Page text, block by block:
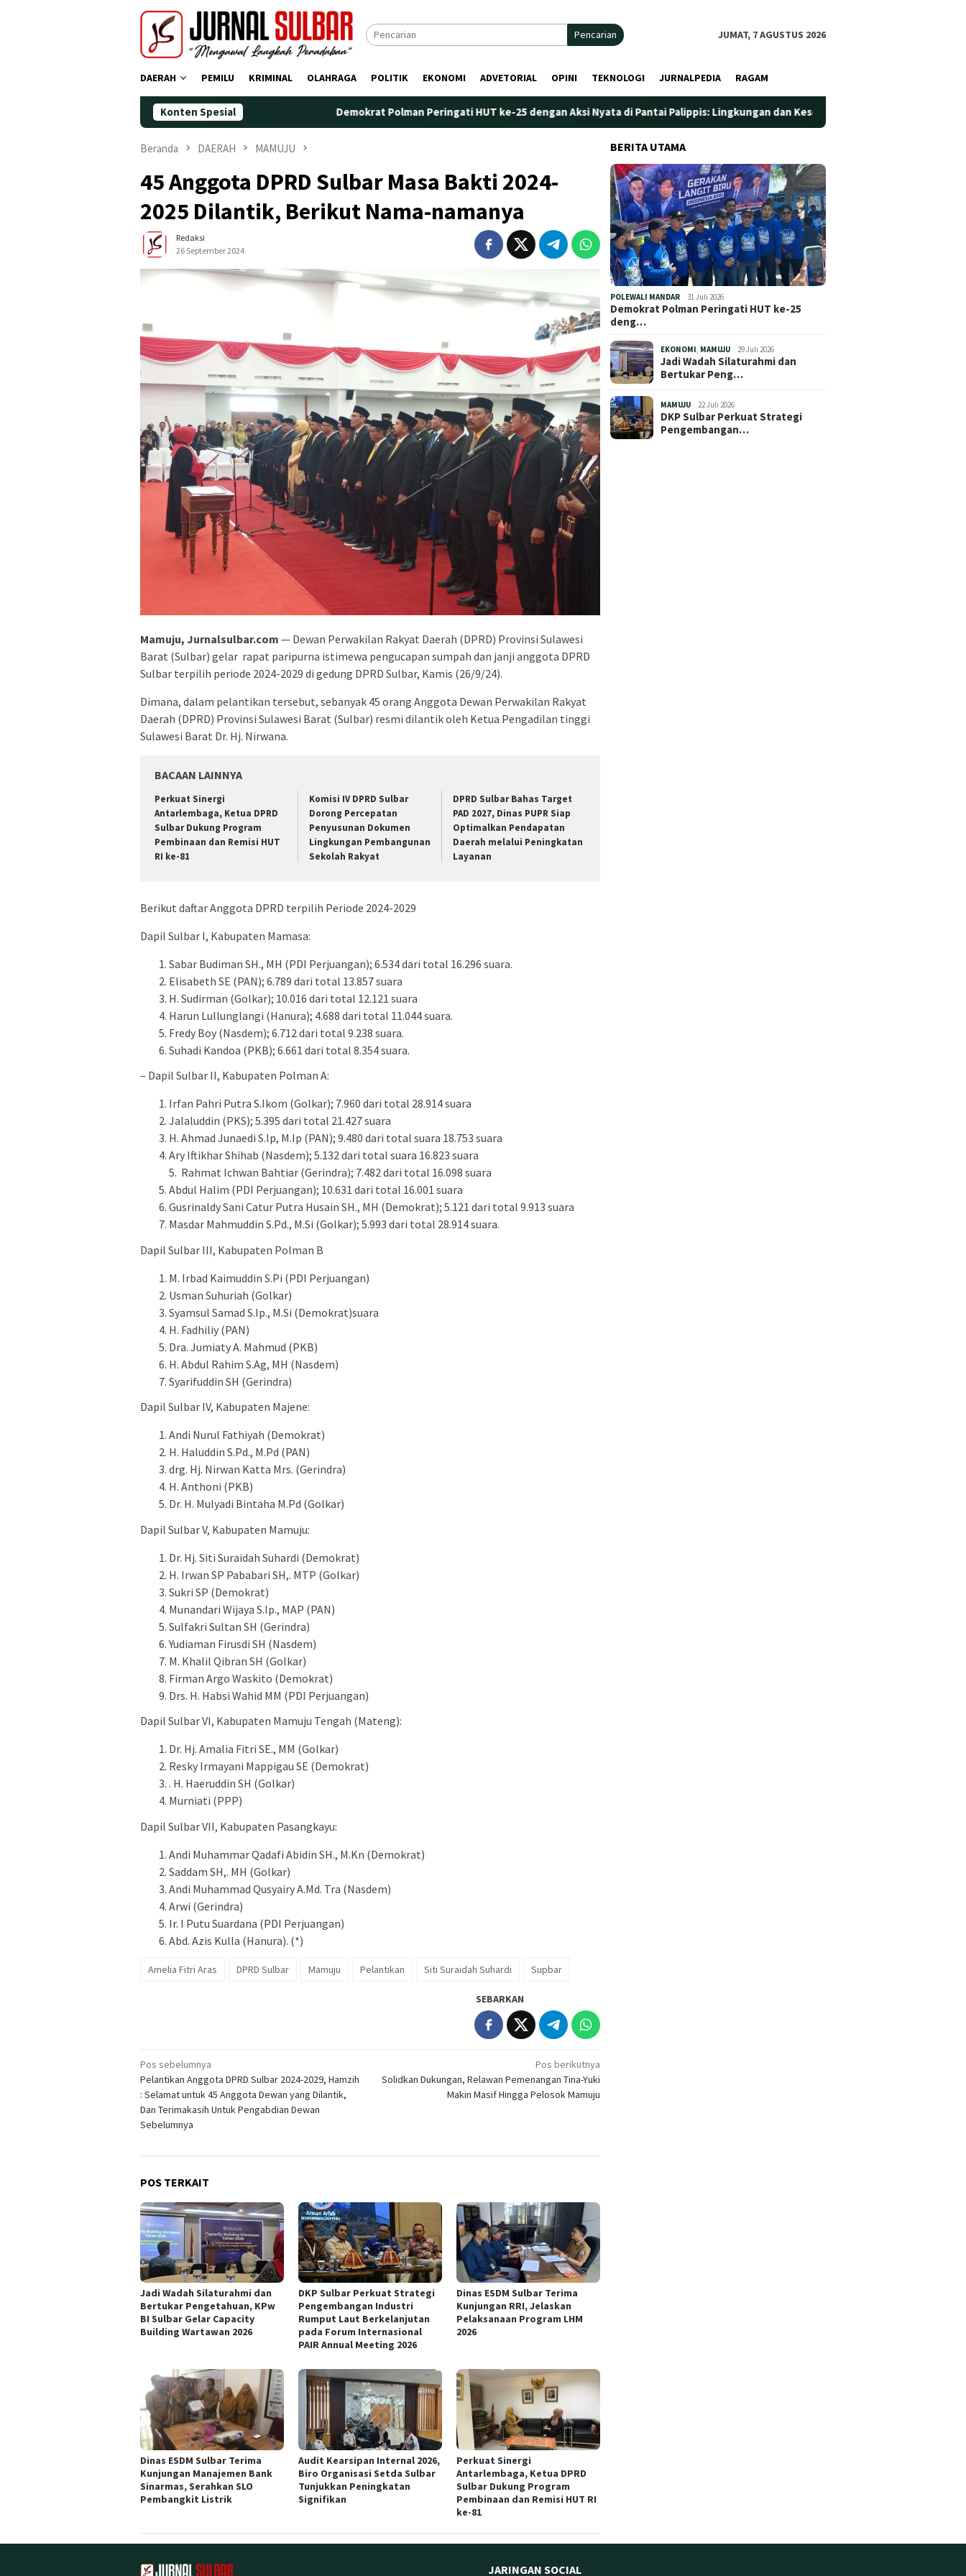
Pencarian JUMAT, 7 AGUSTUS 2026
DAERAH PEMILU KRIMINAL OLAHRAGA POLITIK EKONOMI ADVETORIAL OPINI TEKNOLOGI JURNALPEDIA RAGAM
Konten Spesial Demokrat Polman Peringati HUT ke-25 dengan Aksi Nyata di Pantai Palippis: Lingkungan dan Kesehatan Jadi Prioritas
Beranda DAERAH MAMUJU
45 Anggota DPRD Sulbar Masa Bakti 2024-
2025 Dilantik, Berikut Nama-namanya
Redaksi
26 September 2024
Mamuju, Jurnalsulbar.com — Dewan Perwakilan Rakyat Daerah (DPRD) Provinsi Sulawesi
Barat (Sulbar) gelar rapat paripurna istimewa pengucapan sumpah dan janji anggota DPRD
Sulbar terpilih periode 2024-2029 di gedung DPRD Sulbar, Kamis (26/9/24).
Dimana, dalam pelantikan tersebut, sebanyak 45 orang Anggota Dewan Perwakilan Rakyat
Daerah (DPRD) Provinsi Sulawesi Barat (Sulbar) resmi dilantik oleh Ketua Pengadilan tinggi
Sulawesi Barat Dr. Hj. Nirwana.
BACAAN LAINNYA
Perkuat Sinergi
Antarlembaga, Ketua DPRD
Sulbar Dukung Program
Pembinaan dan Remisi HUT
RI ke-81
Komisi IV DPRD Sulbar
Dorong Percepatan
Penyusunan Dokumen
Lingkungan Pembangunan
Sekolah Rakyat
DPRD Sulbar Bahas Target
PAD 2027, Dinas PUPR Siap
Optimalkan Pendapatan
Daerah melalui Peningkatan
Layanan
Berikut daftar Anggota DPRD terpilih Periode 2024-2029
Dapil Sulbar I, Kabupaten Mamasa:
Sabar Budiman SH., MH (PDI Perjuangan); 6.534 dari total 16.296 suara.
Elisabeth SE (PAN); 6.789 dari total 13.857 suara
H. Sudirman (Golkar); 10.016 dari total 12.121 suara
Harun Lullunglangi (Hanura); 4.688 dari total 11.044 suara.
Fredy Boy (Nasdem); 6.712 dari total 9.238 suara.
Suhadi Kandoa (PKB); 6.661 dari total 8.354 suara.
– Dapil Sulbar II, Kabupaten Polman A:
Irfan Pahri Putra S.Ikom (Golkar); 7.960 dari total 28.914 suara
Jalaluddin (PKS); 5.395 dari total 21.427 suara
H. Ahmad Junaedi S.Ip, M.Ip (PAN); 9.480 dari total suara 18.753 suara
Ary Iftikhar Shihab (Nasdem); 5.132 dari total suara 16.823 suara
5. Rahmat Ichwan Bahtiar (Gerindra); 7.482 dari total 16.098 suara
Abdul Halim (PDI Perjuangan); 10.631 dari total 16.001 suara
Gusrinaldy Sani Catur Putra Husain SH., MH (Demokrat); 5.121 dari total 9.913 suara
Masdar Mahmuddin S.Pd., M.Si (Golkar); 5.993 dari total 28.914 suara.
Dapil Sulbar III, Kabupaten Polman B
M. Irbad Kaimuddin S.Pi (PDI Perjuangan)
Usman Suhuriah (Golkar)
Syamsul Samad S.Ip., M.Si (Demokrat)suara
H. Fadhiliy (PAN)
Dra. Jumiaty A. Mahmud (PKB)
H. Abdul Rahim S.Ag, MH (Nasdem)
Syarifuddin SH (Gerindra)
Dapil Sulbar IV, Kabupaten Majene:
Andi Nurul Fathiyah (Demokrat)
H. Haluddin S.Pd., M.Pd (PAN)
drg. Hj. Nirwan Katta Mrs. (Gerindra)
H. Anthoni (PKB)
Dr. H. Mulyadi Bintaha M.Pd (Golkar)
Dapil Sulbar V, Kabupaten Mamuju:
Dr. Hj. Siti Suraidah Suhardi (Demokrat)
H. Irwan SP Pababari SH,. MTP (Golkar)
Sukri SP (Demokrat)
Munandari Wijaya S.Ip., MAP (PAN)
Sulfakri Sultan SH (Gerindra)
Yudiaman Firusdi SH (Nasdem)
M. Khalil Qibran SH (Golkar)
Firman Argo Waskito (Demokrat)
Drs. H. Habsi Wahid MM (PDI Perjuangan)
Dapil Sulbar VI, Kabupaten Mamuju Tengah (Mateng):
Dr. Hj. Amalia Fitri SE., MM (Golkar)
Resky Irmayani Mappigau SE (Demokrat)
. H. Haeruddin SH (Golkar)
Murniati (PPP)
Dapil Sulbar VII, Kabupaten Pasangkayu:
Andi Muhammar Qadafi Abidin SH., M.Kn (Demokrat)
Saddam SH,. MH (Golkar)
Andi Muhammad Qusyairy A.Md. Tra (Nasdem)
Arwi (Gerindra)
Ir. I Putu Suardana (PDI Perjuangan)
Abd. Azis Kulla (Hanura). (*)
Amelia Fitri Aras DPRD Sulbar Mamuju Pelantikan Siti Suraidah Suhardi Supbar
SEBARKAN
Navigasi
pos
Pos sebelumnya
Pelantikan Anggota DPRD Sulbar 2024-2029, Hamzih
: Selamat untuk 45 Anggota Dewan yang Dilantik,
Dan Terimakasih Untuk Pengabdian Dewan
Sebelumnya
Pos berikutnya
Solidkan Dukungan, Relawan Pemenangan Tina-Yuki
Makin Masif Hingga Pelosok Mamuju
POS TERKAIT
Jadi Wadah Silaturahmi dan
Bertukar Pengetahuan, KPw
BI Sulbar Gelar Capacity
Building Wartawan 2026
DKP Sulbar Perkuat Strategi
Pengembangan Industri
Rumput Laut Berkelanjutan
pada Forum Internasional
PAIR Annual Meeting 2026
Dinas ESDM Sulbar Terima
Kunjungan RRI, Jelaskan
Pelaksanaan Program LHM
2026
Dinas ESDM Sulbar Terima
Kunjungan Manajemen Bank
Sinarmas, Serahkan SLO
Pembangkit Listrik
Audit Kearsipan Internal 2026,
Biro Organisasi Setda Sulbar
Tunjukkan Peningkatan
Signifikan
Perkuat Sinergi
Antarlembaga, Ketua DPRD
Sulbar Dukung Program
Pembinaan dan Remisi HUT RI
ke-81
BERITA UTAMA
POLEWALI MANDAR 31 Juli 2026
Demokrat Polman Peringati HUT ke-25
deng…
EKONOMI MAMUJU 29 Juli 2026
Jadi Wadah Silaturahmi dan
Bertukar Peng…
MAMUJU 22 Juli 2026
DKP Sulbar Perkuat Strategi
Pengembangan…
JARINGAN SOCIAL